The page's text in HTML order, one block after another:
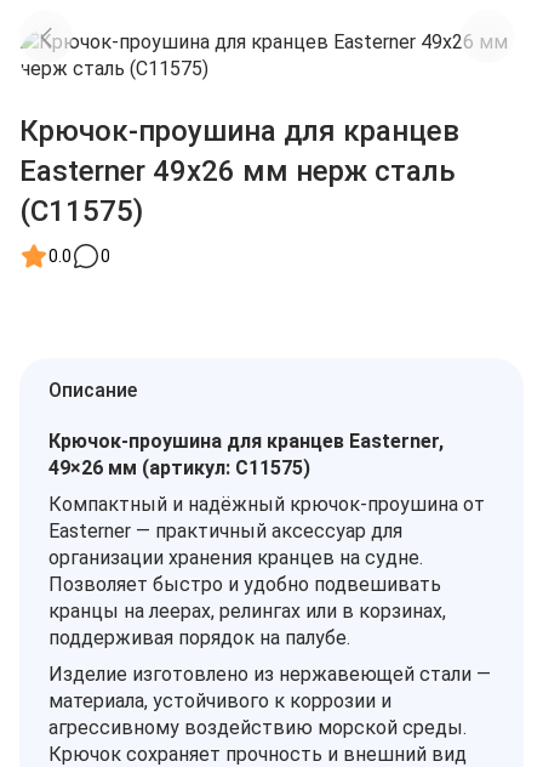
Крючок-проушина для кранцев
Easterner 49х26 мм нерж сталь
(C11575)
0.0 0
Описание
Крючок‑проушина для кранцев Easterner,
49×26 мм (артикул: C11575)
Компактный и надёжный крючок‑проушина от
Easterner — практичный аксессуар для
организации хранения кранцев на судне.
Позволяет быстро и удобно подвешивать
кранцы на леерах, релингах или в корзинах,
поддерживая порядок на палубе.
Изделие изготовлено из нержавеющей стали —
материала, устойчивого к коррозии и
агрессивному воздействию морской среды.
Крючок сохраняет прочность и внешний вид